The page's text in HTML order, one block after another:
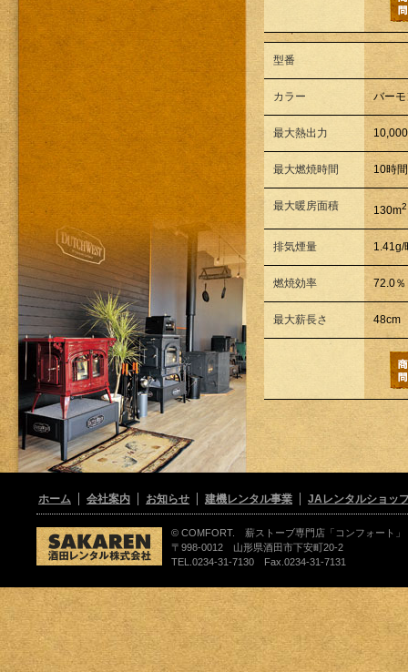
型番
カラー バー
最大熱出力
最大燃焼時間 10時
最大暖房面積 130m2
排気煙量 1.41g/
燃焼効率 72.0％
最大薪長さ 48cm
ホーム 会社案内 お知らせ 建機レンタル事業 JAレンタルショッ
© COMFORT. 薪ストーブ専門店「コンフォート」
〒998-0012 山形県酒田市下安町20-2
TEL.0234-31-7130 Fax.0234-31-7131